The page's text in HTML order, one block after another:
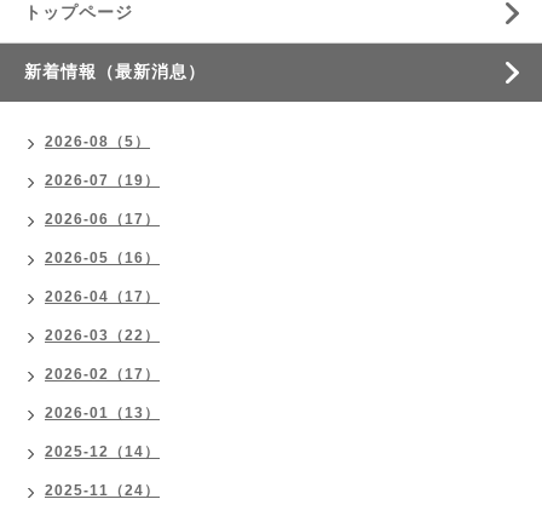
トップページ
新着情報（最新消息）
2026-08（5）
2026-07（19）
2026-06（17）
2026-05（16）
2026-04（17）
2026-03（22）
2026-02（17）
2026-01（13）
2025-12（14）
2025-11（24）